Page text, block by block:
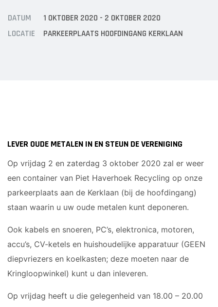
DATUM
1 OKTOBER 2020 - 2 OKTOBER 2020
LOCATIE
PARKEERPLAATS HOOFDINGANG KERKLAAN
LEVER OUDE METALEN IN EN STEUN DE VERENIGING
Op vrijdag 2 en zaterdag 3 oktober 2020 zal er weer
een container van Piet Haverhoek Recycling op onze
parkeerplaats aan de Kerklaan (bij de hoofdingang)
staan waarin u uw oude metalen kunt deponeren.
Ook kabels en snoeren, PC’s, elektronica, motoren,
accu’s, CV-ketels en huishoudelijke apparatuur (GEEN
diepvriezers en koelkasten; deze moeten naar de
Kringloopwinkel) kunt u dan inleveren.
Op vrijdag heeft u die gelegenheid van 18.00 – 20.00